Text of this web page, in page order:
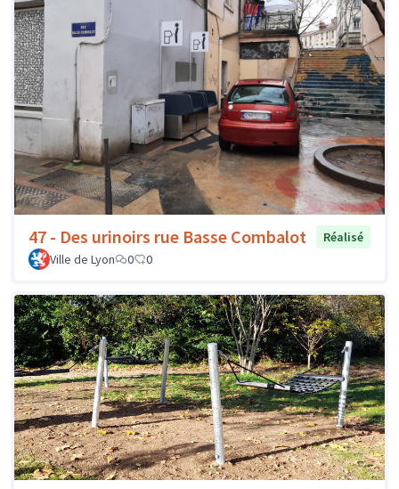
47 - Des urinoirs rue Basse Combalot
Réalisé
Ville de Lyon
0 0